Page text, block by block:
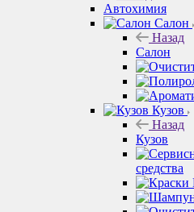
Автохимия
Салон
Назад
Салон
Кузов
Назад
Кузов
средства